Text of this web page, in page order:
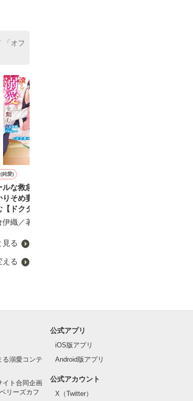
「オフ
純愛)
ルな救急医は囲い娶っ
りそめ妻に滾る溺愛を
【ドクター兄弟シリー
織／著
見る
える
る溺愛コンテ
イト合同企画
リーズカフ
公式アプリ
iOS版アプリ
Android版アプリ
公式アカウント
X（Twitter）